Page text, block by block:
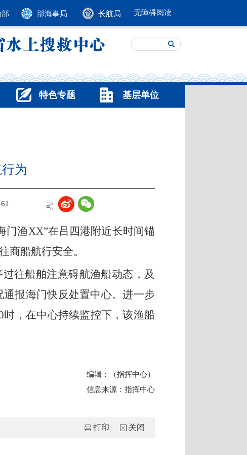
部海事局 长航局 无障碍阅读
特色专题 基层单位
为
门渔XX”在吕四港附近长时间锚
商船航行安全。
过往船舶注意碍航渔船动态，及
通报海门快反处置中心。进一步
时，在中心持续监控下，该渔船
编辑：（指挥中心）
信息来源： 指挥中心
关闭
打印